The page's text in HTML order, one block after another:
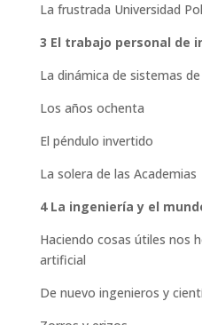
La frustrada Universidad
3 El trabajo personal de
La dinámica de sistemas
Los años ochenta
El péndulo invertido
La solera de las Academias
4 La ingeniería y el
Haciendo cosas útiles nos
artificial
De nuevo ingenieros y